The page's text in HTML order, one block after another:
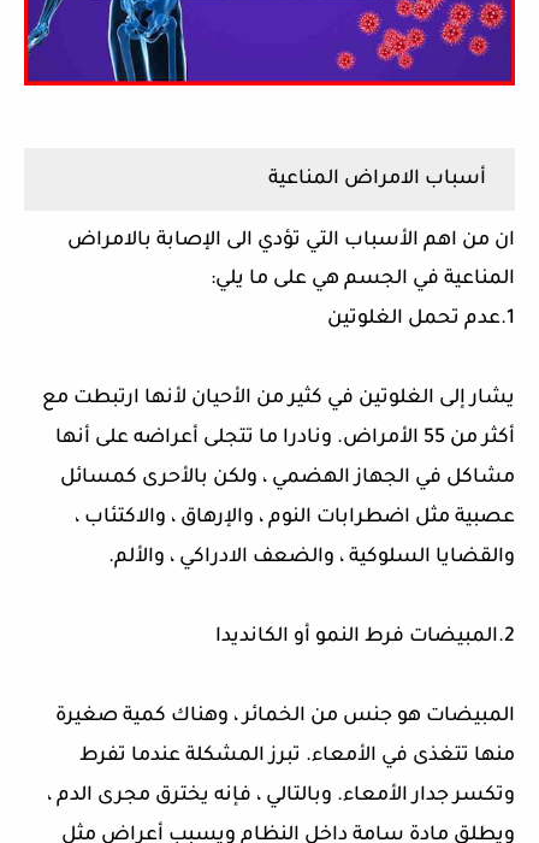
أسباب الامراض المناعية
ان من اهم الأسباب التي تؤدي الى الإصابة بالامراض
المناعية في الجسم هي على ما يلي:
1.عدم تحمل الغلوتين
يشار إلى الغلوتين في كثير من الأحيان لأنها ارتبطت مع
أكثر من 55 الأمراض. ونادرا ما تتجلى أعراضه على أنها
مشاكل في الجهاز الهضمي ، ولكن بالأحرى كمسائل
عصبية مثل اضطرابات النوم ، والإرهاق ، والاكتئاب ،
والقضايا السلوكية ، والضعف الادراكي ، والألم.
2.المبيضات فرط النمو أو الكانديدا
المبيضات هو جنس من الخمائر ، وهناك كمية صغيرة
منها تتغذى في الأمعاء. تبرز المشكلة عندما تفرط
وتكسر جدار الأمعاء. وبالتالي ، فإنه يخترق مجرى الدم ،
ويطلق مادة سامة داخل النظام ويسبب أعراض مثل